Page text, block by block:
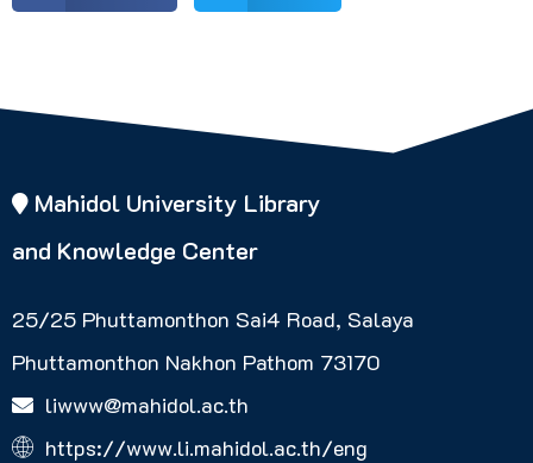
Mahidol University Library
and Knowledge Center
25/25 Phuttamonthon Sai4 Road, Salaya
Phuttamonthon Nakhon Pathom 73170
liwww@mahidol.ac.th
https://www.li.mahidol.ac.th/eng